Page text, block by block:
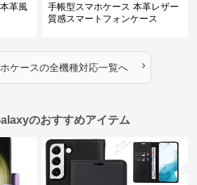
革風
手帳型スマホケース 本革レザー
質感スマートフォンケース
ケースの全機種対応一覧へ ›
のおすすめアイテム